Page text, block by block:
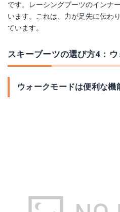
です。レーシングブーツのインナ
います。これは、力が足先に伝わ
ています。
スキーブーツの選び方4：
ウォークモードは便利な機